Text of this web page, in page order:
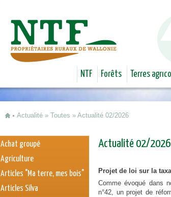
NTF Forêts Terres
Actualité » Toutes » Actualité 02/2026
Actualité 02/2026
Projet de loi sur la
Comme évoqué dans
n°42, un projet de
Achat groupé
Agriculture
Articles "Ma terre, mes bois"
Articles Silva